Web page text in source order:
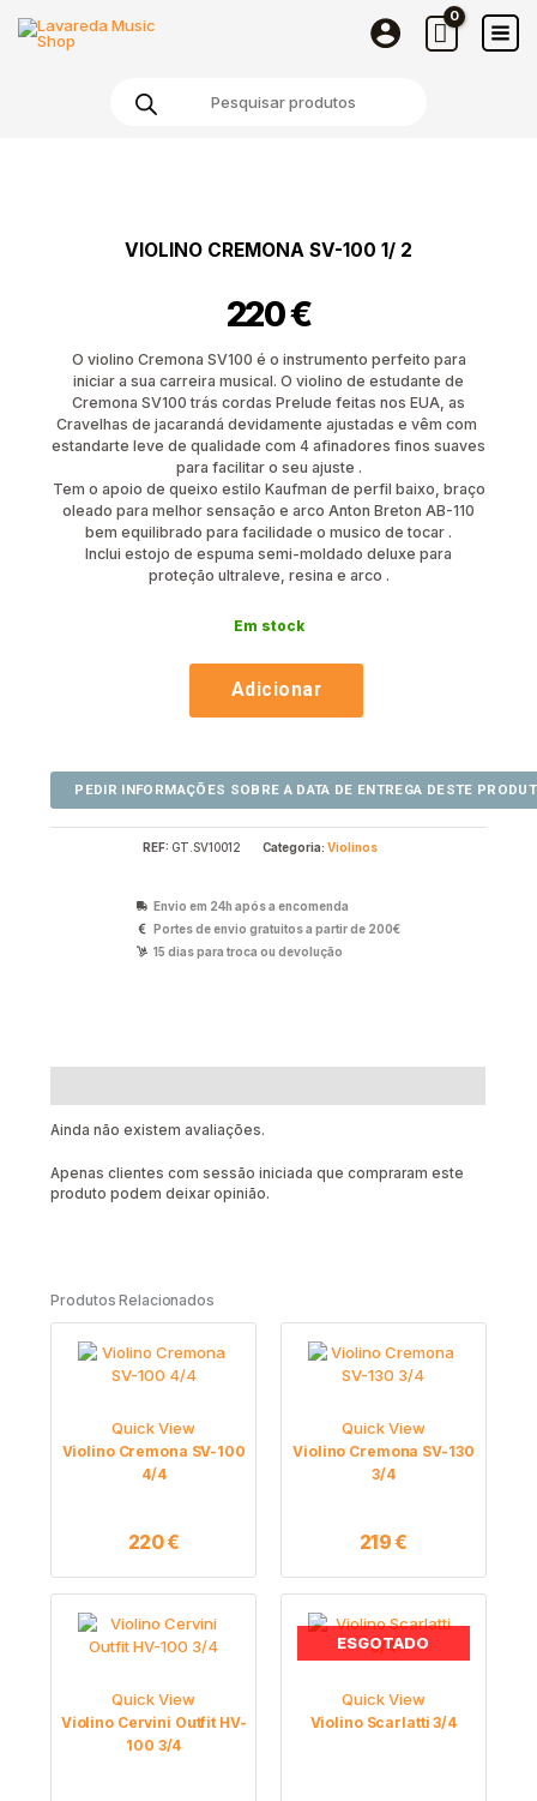
VIOLINO CREMONA SV-100 1/ 2
220€
O violino Cremona SV100 é o instrumento perfeito para
iniciar a sua carreira musical. O violino de estudante de
Cremona SV100 trás cordas Prelude feitas nos EUA, as
Cravelhas de jacarandá devidamente ajustadas e vêm com
estandarte leve de qualidade com 4 afinadores finos suaves
para facilitar o seu ajuste .
Tem o apoio de queixo estilo Kaufman de perfil baixo, braço
oleado para melhor sensação e arco Anton Breton AB-110
bem equilibrado para facilidade o musico de tocar .
Inclui estojo de espuma semi-moldado deluxe para
proteção ultraleve, resina e arco .
Em stock
Cremona
SV-
Adicionar
REF: GT.SV10012 Categoria: Violinos
Envio em 24h após a encomenda
Portes de envio gratuitos a partir de 200€
15 dias para troca ou devolução
Ainda não existem avaliações.
Apenas clientes com sessão iniciada que compraram este
produto podem deixar opinião.
Produtos Relacionados
Quick View
Violino Cremona SV-100
4/4
220€
Quick View
Violino Cremona SV-130
3/4
219€
Quick View
Violino Cervini Outfit HV-
100 3/4
ESGOTADO
Quick View
Violino Scarlatti 3/4
SV-
100